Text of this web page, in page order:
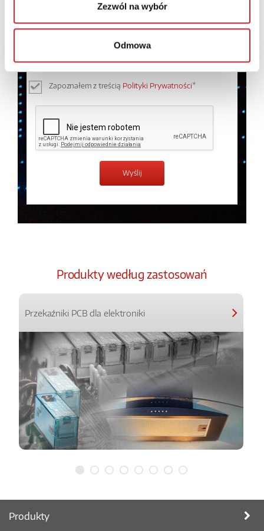
Zezwól na wybór
Odmowa
Wyrażam zgodę na przetwarzanie moich danych
temat przetwarzania danych osobowych w
prywatności.*
Zapoznałem z treścią Polityki Prywatności*
Produkty według zastosowań
Przekaźniki PCB dla elektroniki
Produkty